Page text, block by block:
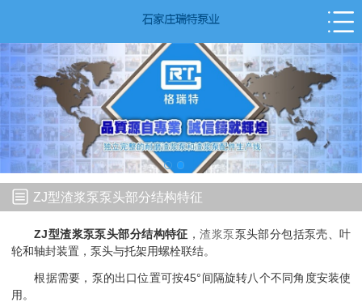
ZJ型渣浆泵泵头部分结构特征
ZJ型渣浆泵泵头部分结构特征 ，渣浆泵泵头部分包括泵壳、叶
轮和轴封装置，泵头与托架用螺栓联结。
根据需要，泵的出口位置可按45°间隔旋转八个不同角度安装使
用。